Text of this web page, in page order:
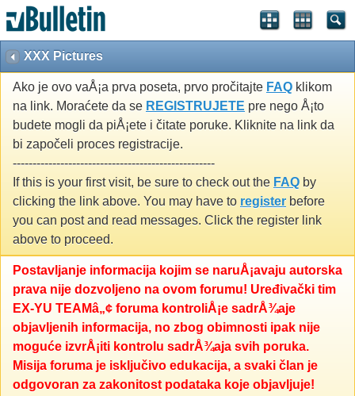
XXX Pictures
Ako je ovo vaÅ¡a prva poseta, prvo pročitajte FAQ klikom
na link. Moraćete da se REGISTRUJETE pre nego Å¡to
budete mogli da piÅ¡ete i čitate poruke. Kliknite na link da
bi započeli proces registracije.
---------------------------------------------------
If this is your first visit, be sure to check out the FAQ by
clicking the link above. You may have to register before
you can post and read messages. Click the register link
above to proceed.
Postavljanje informacija kojim se naruÅ¡avaju autorska
prava nije dozvoljeno na ovom forumu! Uređivački tim
EX-YU TEAMâ„¢ foruma kontroliÅ¡e sadrÅ¾aje
objavljenih informacija, no zbog obimnosti ipak nije
moguće izvrÅ¡iti kontrolu sadrÅ¾aja svih poruka.
Misija foruma je isključivo edukacija, a svaki član je
odgovoran za zakonitost podataka koje objavljuje!